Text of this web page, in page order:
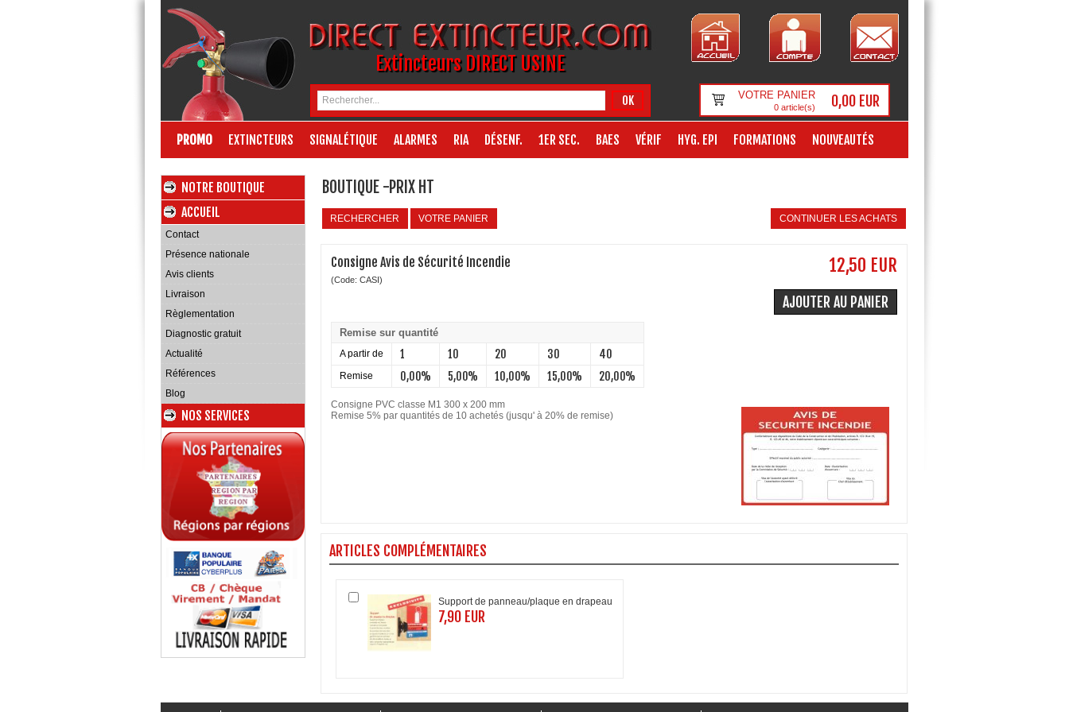
Extincteurs DIRECT USINE
OK VOTRE PANIER
0article(s) 0,00 EUR
PROMO EXTINCTEURS SIGNALÉTIQUE ALARMES RIA DÉSENF. 1ER SEC. BAES VÉRIF HYG. EPI FORMATIONS NOUVEAUTÉS
NOTRE BOUTIQUE
ACCUEIL
Contact
Présence nationale
Avis clients
Livraison
Règlementation
Diagnostic gratuit
Actualité
Références
Blog
NOS SERVICES
BOUTIQUE -PRIX HT
RECHERCHER VOTRE PANIER CONTINUER LES ACHATS
Consigne Avis de Sécurité Incendie
(Code: CASI)
12,50 EUR
AJOUTER AU PANIER
Remise sur quantité
A partir de 1 10 20 30 40
Remise 0,00% 5,00% 10,00% 15,00% 20,00%
Consigne PVC classe M1 300 x 200 mm
Remise 5% par quantités de 10 achetés (jusqu' à 20% de remise)
ARTICLES COMPLÉMENTAIRES
Support de panneau/plaque en drapeau
7,90 EUR